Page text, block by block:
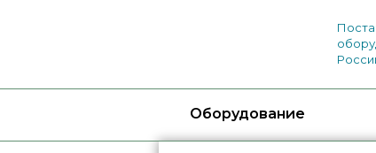
Оборудование